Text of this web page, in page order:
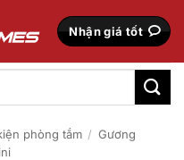
Nhận giá tốt
phòng tắm / Gương